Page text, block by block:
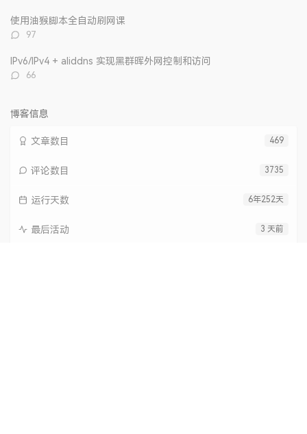
数：
使用油猴脚本全自动刷网课
评
数：
97
IPv6/IPv4 + aliddns 实现黑群晖外网控制和访问
评
66
博客信息
469
文章数目
3735
评论数目
6年252天
运行天数
3 天前
最后活动